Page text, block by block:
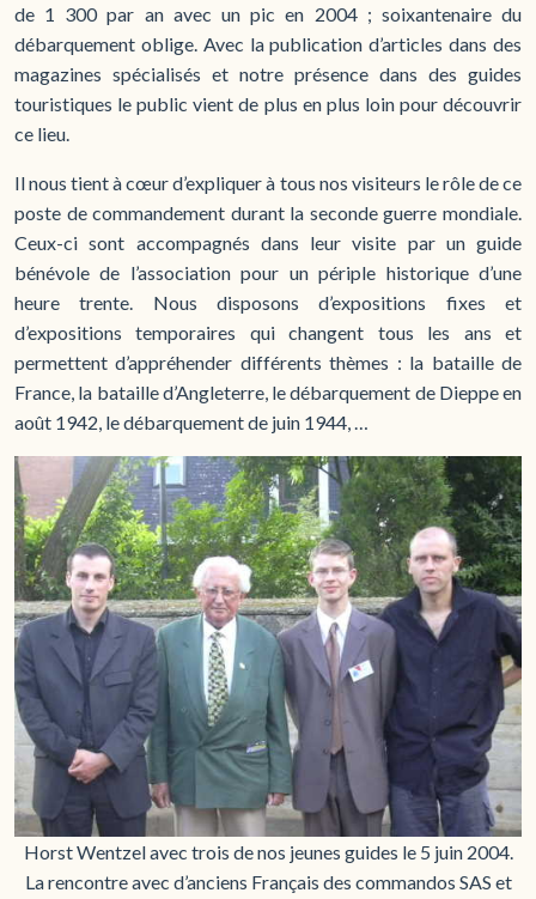
de 1 300 par an avec un pic en 2004 ; soixantenaire du
débarquement oblige. Avec la publication d’articles dans des
magazines spécialisés et notre présence dans des guides
touristiques le public vient de plus en plus loin pour découvrir
ce lieu.
Il nous tient à cœur d’expliquer à tous nos visiteurs le rôle de ce
poste de commandement durant la seconde guerre mondiale.
Ceux-ci sont accompagnés dans leur visite par un guide
bénévole de l’association pour un périple historique d’une
heure trente. Nous disposons d’expositions fixes et
d’expositions temporaires qui changent tous les ans et
permettent d’appréhender différents thèmes : la bataille de
France, la bataille d’Angleterre, le débarquement de Dieppe en
août 1942, le débarquement de juin 1944, …
Horst Wentzel avec trois de nos jeunes guides le 5 juin 2004.
La rencontre avec d’anciens Français des commandos SAS et